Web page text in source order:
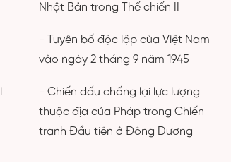
Nhật Bản trong Thế chiến II
- Tuyên bố độc lập của Việt Nam
vào ngày 2 tháng 9 năm 1945
- Chiến đấu chống lại lực lượng
thuộc địa của Pháp trong Chiến
tranh Đầu tiên ở Đông Dương